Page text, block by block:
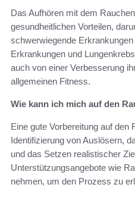
Das Aufhören mit dem
gesundheitlichen Vorteilen,
schwerwiegende
Erkrankungen und
auch von einer Verbesserung
allgemeinen Fitness.
Wie kann ich mich auf den
Eine gute Vorbereitung auf den
Identifizierung von Auslösern,
und das Setzen realistischer
Unterstützungsangebote wie
nehmen, um den Prozess zu